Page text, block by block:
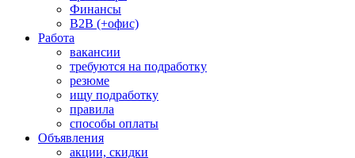
Финансы
B2B (+офис)
Работа
вакансии
требуются на подработку
резюме
ищу подработку
правила
способы оплаты
Объявления
акции, скидки